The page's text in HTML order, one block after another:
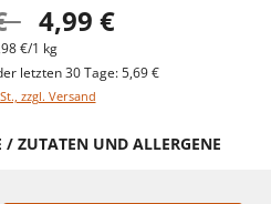
4,99 €
€/1 kg
letzten 30 Tage: 5,69 €
zzgl. Versand
ZUTATEN UND ALLERGENE